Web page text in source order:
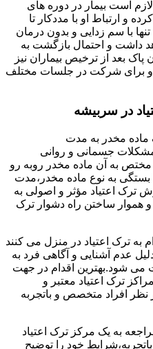
است بیمار در دوره های
و ارتباط او با مددکار تا
با سم زدایی و بدون درمان
داشت و احتمال بازگشت به
پاک بعد از ترخیص بیماران نیز
و برای شرکت در جلسات مختلف
در سربیشه
مخدر به مدت
جسمانی و روانی
به آن ماده مخدر روبه رو
به نوع ماده مخدر،مدت
اعتیاد مؤثر و اصولی به
و هموار ساختن راه دشوار ترک
ترک اعتیاد در منزل می کنند
عدم آشنایی و آگاهی فرد به
شود.بهترین اقدام در جهت
ترک اعتیاد معتبر و
نظر افراد متخصص و باتجربه
به یک مرکز ترک اعتیاد
خود را توضیح